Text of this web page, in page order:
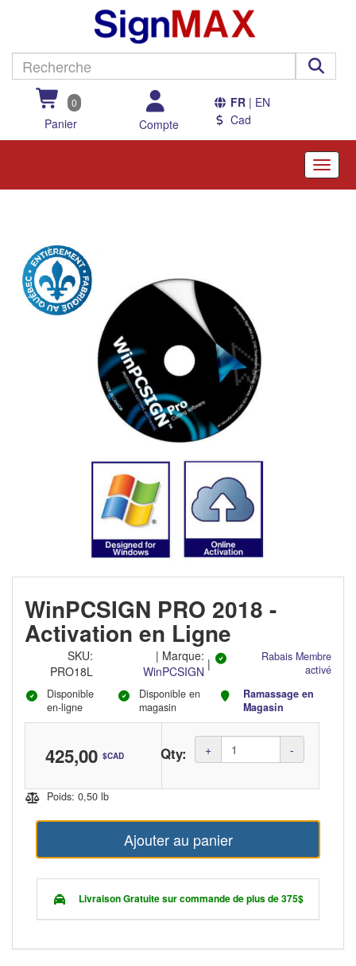
0
Panier Compte
FR| EN
Cad
Toggle
WinPCSIGN PRO 2018 -
Activation en Ligne
SKU:
PRO18L
| Marque:
WinPCSIGN |
Rabais Membre
activé
Disponible
en-ligne
Disponible en
magasin
Ramassage en
Magasin
425,00 $CAD Qty:
(in
+ -
Poids: 0,50 lb
Ajouter au panier
Livraison Gratuite sur commande de plus de 375$